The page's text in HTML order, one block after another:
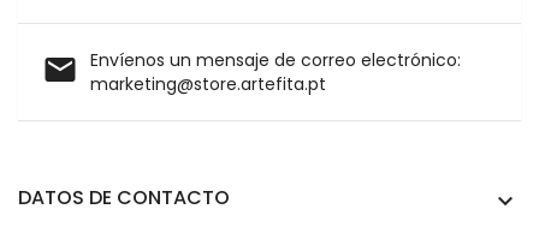
 Envíenos un mensaje de correo electrónico:
marketing@store.artefita.pt
DATOS DE CONTACTO 